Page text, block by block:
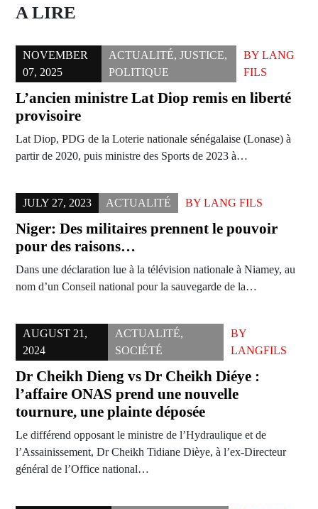
A LIRE
NOVEMBER
07, 2025
ACTUALITÉ,JUSTICE,
POLITIQUE
BYLANG
FILS
L’ancien ministre Lat Diop remis en liberté
provisoire
Lat Diop, PDG de la Loterie nationale sénégalaise (Lonase) à
partir de 2020, puis ministre des Sports de 2023 à…
JULY 27, 2023 ACTUALITÉ BY LANG FILS
Niger: Des militaires prennent le pouvoir
pour des raisons…
Dans une déclaration lue à la télévision nationale à Niamey, au
nom d’un Conseil national pour la sauvegarde de la…
AUGUST 21,
2024
ACTUALITÉ,
SOCIÉTÉ
BY
LANGFILS
Dr Cheikh Dieng vs Dr Cheikh Diéye :
l’affaire ONAS prend une nouvelle
tournure, une plainte déposée
Le différend opposant le ministre de l’Hydraulique et de
l’Assainissement, Dr Cheikh Tidiane Dièye, à l’ex-Directeur
général de l’Office national…